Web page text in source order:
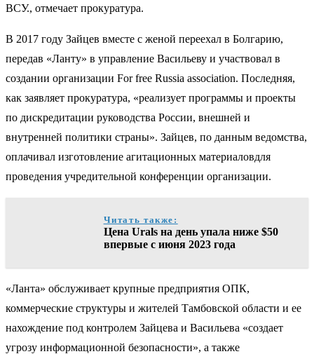
ВСУ., отмечает прокуратура.
В 2017 году Зайцев вместе с женой переехал в Болгарию,
передав «Ланту» в управление Васильеву и участвовал в
создании организации For free Russia association. Последняя,
как заявляет прокуратура, «реализует программы и проекты
по дискредитации руководства России, внешней и
внутренней политики страны». Зайцев, по данным ведомства,
оплачивал изготовление агитационных материаловдля
проведения учредительной конференции организации.
Читать также:
Цена Urals на день упала ниже $50
впервые с июня 2023 года
«Ланта» обслуживает крупные предприятия ОПК,
коммерческие структуры и жителей Тамбовской области и ее
нахождение под контролем Зайцева и Васильева «создает
угрозу информационной безопасности», а также